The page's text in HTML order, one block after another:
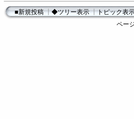
■新規投稿┃◆ツリー表示┃トピック表
ペー